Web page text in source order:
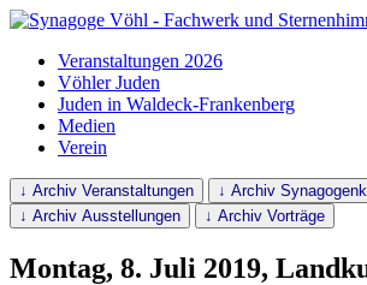
Veranstaltungen 2026
Vöhler Juden
Juden in Waldeck-Frankenberg
Medien
Verein
↓ Archiv Veranstaltungen
↓ Archiv
↓ Archiv Ausstellungen
↓ Archiv Vorträge
Montag, 8. Juli 2019,